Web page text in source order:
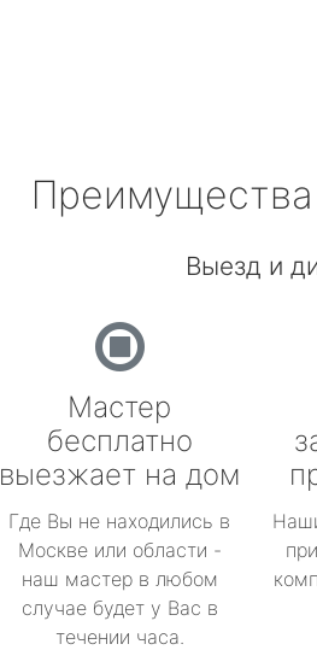
Выезд и
Мастер
бесплатно
выезжает на дом
Где Вы не находились в
Москве или области -
наш мастер в любом
случае будет у Вас в
течении часа.